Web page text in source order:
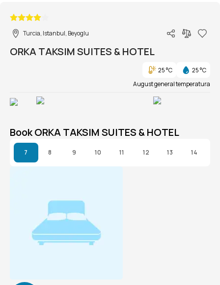
Turcia, Istanbul, Beyoglu
ORKA TAKSIM SUITES & HOTEL
25 °C
25 °C
August general temperatura
Book ORKA TAKSIM SUITES & HOTEL
7 8 9 10 11 12 13 14